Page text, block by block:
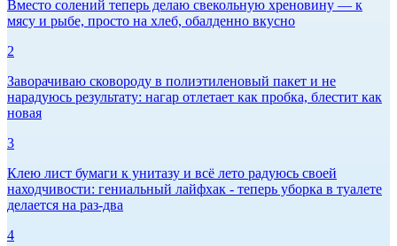
Вместо солений теперь делаю свекольную хреновину — к
мясу и рыбе, просто на хлеб, обалденно вкусно
2
Заворачиваю сковороду в полиэтиленовый пакет и не
нарадуюсь результату: нагар отлетает как пробка, блестит как
новая
3
Клею лист бумаги к унитазу и всё лето радуюсь своей
находчивости: гениальный лайфхак - теперь уборка в туалете
делается на раз-два
4